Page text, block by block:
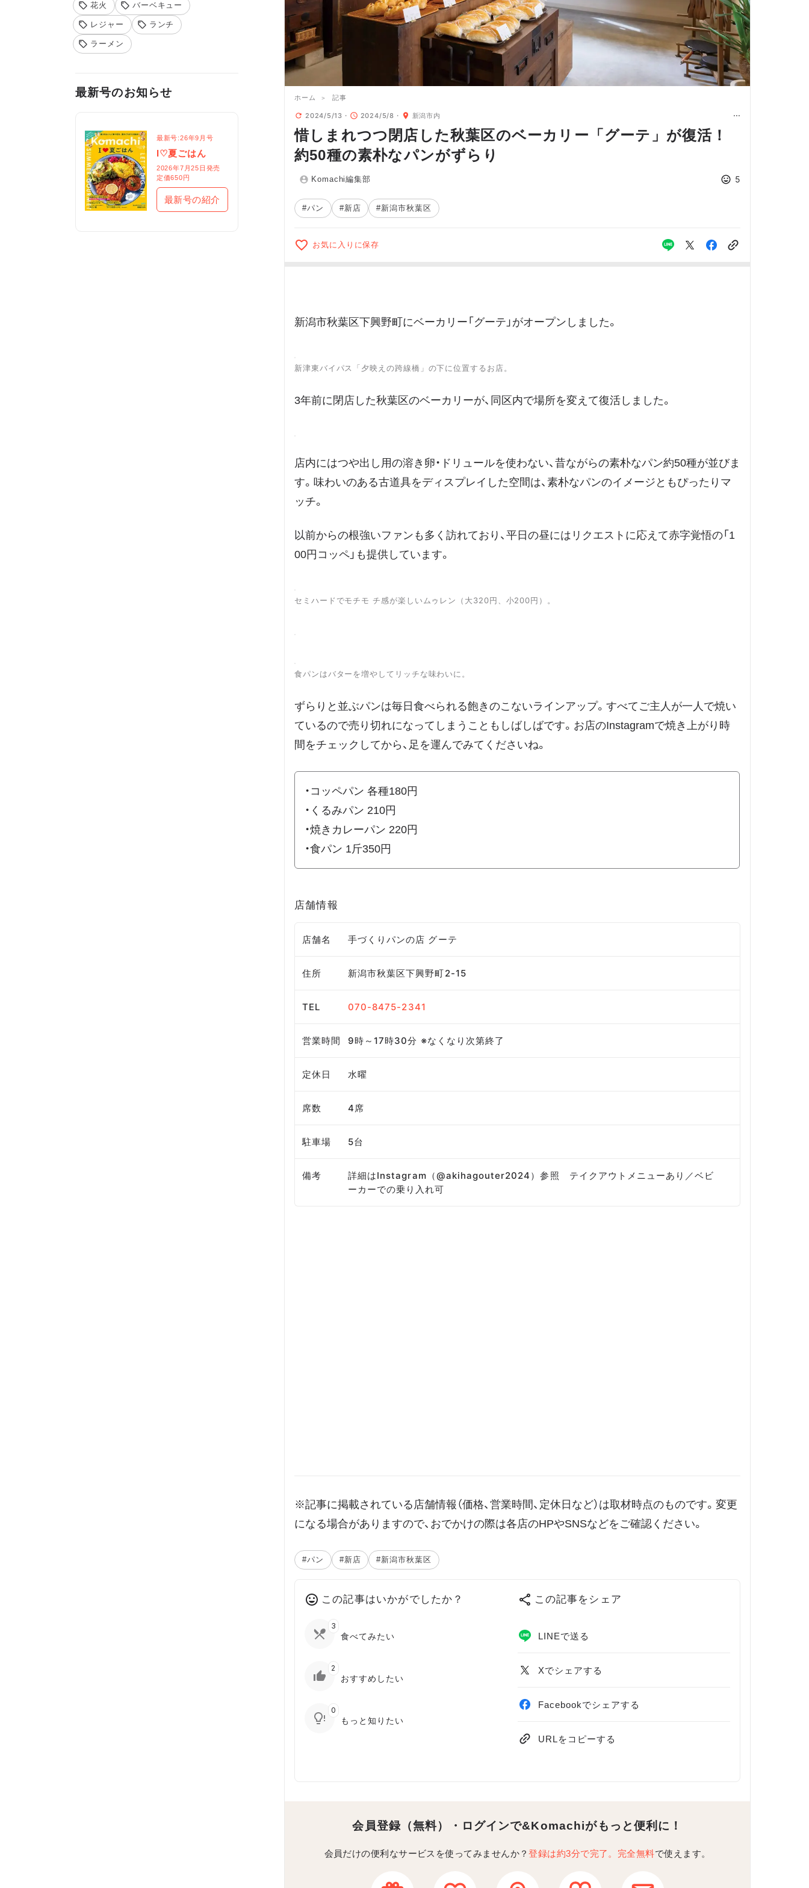
花火 バーベキュー
レジャー ランチ
ラーメン
最新号のお知らせ
最新号:26年9月号
I♡夏ごはん
2026年7月25日発売
定価650円
最新号の紹介
ホーム 記事
2024/5/13 2024/5/8 新潟市内
惜しまれつつ閉店した秋葉区のベーカリー「グーテ」が復活！
約50種の素朴なパンがずらり
Komachi編集部 5
#パン #新店 #新潟市秋葉区
お気に入りに保存
新潟市秋葉区下興野町にベーカリー「グーテ」がオープンしました。
新津東バイパス「夕映えの跨線橋」の下に位置するお店。
3年前に閉店した秋葉区のベーカリーが、同区内で場所を変えて復活しました。
店内にはつや出し用の溶き卵・ドリュールを使わない、昔ながらの素朴なパン約50種が並びま
す。味わいのある古道具をディスプレイした空間は、素朴なパンのイメージともぴったりマ
ッチ。
以前からの根強いファンも多く訪れており、平日の昼にはリクエストに応えて赤字覚悟の「1
00円コッペ」も提供しています。
セミハードでモチモ チ感が楽しいムゥレン（大320円、小200円）。
食パンはバターを増やしてリッチな味わいに。
ずらりと並ぶパンは毎日食べられる飽きのこないラインアップ。すべてご主人が一人で焼い
ているので売り切れになってしまうこともしばしばです。お店のInstagramで焼き上がり時
間をチェックしてから、足を運んでみてくださいね。
・コッペパン 各種180円
・くるみパン 210円
・焼きカレーパン 220円
・食パン 1斤350円
店舗情報
店舗名 手づくりパンの店 グーテ
住所 新潟市秋葉区下興野町2-15
TEL 070-8475-2341
営業時間 9時～17時30分 ※なくなり次第終了
定休日 水曜
席数 4席
駐車場 5台
備考
詳細はInstagram（@akihagouter2024）参照 テイクアウトメニューあり／ベビ
ーカーでの乗り入れ可
※記事に掲載されている店舗情報（価格、営業時間、定休日など）は取材時点のものです。変更
になる場合がありますので、おでかけの際は各店のHPやSNSなどをご確認ください。
#パン #新店 #新潟市秋葉区
この記事はいかがでしたか？
食べてみたい
3
おすすめしたい
2
もっと知りたい
0
この記事をシェア
LINEで送る
Xでシェアする
Facebookでシェアする
URLをコピーする
会員登録（無料）・ログインで&Komachiがもっと便利に！
会員だけの便利なサービスを使ってみませんか？登録は約3分で完了。完全無料で使えます。